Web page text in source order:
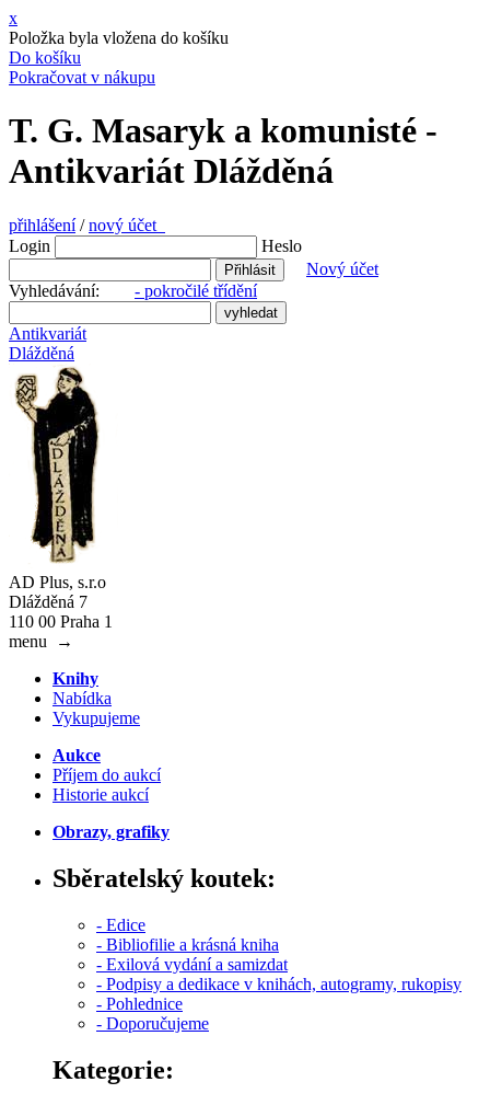
x
Položka byla vložena do košíku
Do košíku
Pokračovat v nákupu
T. G. Masaryk a komunisté -
Antikvariát Dlážděná
přihlášení/nový účet
Login
Heslo
Nový účet
Vyhledávání: - pokročilé třídění
Antikvariát
Dlážděná
AD Plus, s.r.o
Dlážděná 7
110 00 Praha 1
menu
→
Knihy
Nabídka
Vykupujeme
Aukce
Příjem do aukcí
Historie aukcí
Obrazy, grafiky
Sběratelský koutek:
- Edice
- Bibliofilie a krásná kniha
- Exilová vydání a samizdat
- Podpisy a dedikace v knihách, autogramy, rukopisy
- Pohlednice
- Doporučujeme
Kategorie: